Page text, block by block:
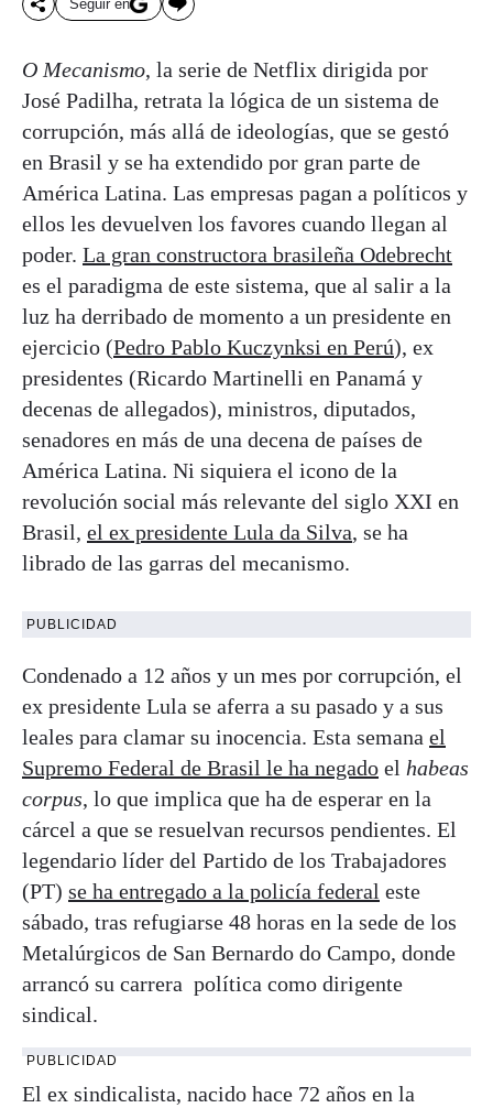
Seguir en
O Mecanismo, la serie de Netflix dirigida por
José Padilha, retrata la lógica de un sistema de
corrupción, más allá de ideologías, que se gestó
en Brasil y se ha extendido por gran parte de
América Latina. Las empresas pagan a políticos y
ellos les devuelven los favores cuando llegan al
poder. La gran constructora brasileña Odebrecht
es el paradigma de este sistema, que al salir a la
luz ha derribado de momento a un presidente en
ejercicio (Pedro Pablo Kuczynksi en Perú), ex
presidentes (Ricardo Martinelli en Panamá y
decenas de allegados), ministros, diputados,
senadores en más de una decena de países de
América Latina. Ni siquiera el icono de la
revolución social más relevante del siglo XXI en
Brasil, el ex presidente Lula da Silva, se ha
librado de las garras del mecanismo.
PUBLICIDAD
Condenado a 12 años y un mes por corrupción, el
ex presidente Lula se aferra a su pasado y a sus
leales para clamar su inocencia. Esta semana el
Supremo Federal de Brasil le ha negado el habeas
corpus, lo que implica que ha de esperar en la
cárcel a que se resuelvan recursos pendientes. El
legendario líder del Partido de los Trabajadores
(PT) se ha entregado a la policía federal este
sábado, tras refugiarse 48 horas en la sede de los
Metalúrgicos de San Bernardo do Campo, donde
arrancó su carrera política como dirigente
sindical.
PUBLICIDAD
El ex sindicalista, nacido hace 72 años en la